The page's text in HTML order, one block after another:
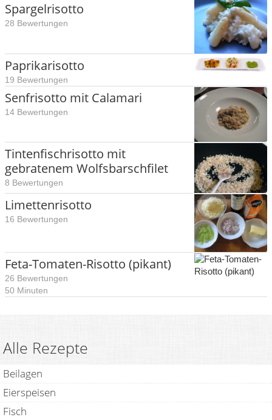
Spargelrisotto
28 Bewertungen
Paprikarisotto
19 Bewertungen
Senfrisotto mit Calamari
14 Bewertungen
Tintenfischrisotto mit
gebratenem Wolfsbarschfilet
8 Bewertungen
Limettenrisotto
16 Bewertungen
Feta-Tomaten-Risotto (pikant)
26 Bewertungen
50 Minuten
Alle Rezepte
Beilagen
Eierspeisen
Fisch